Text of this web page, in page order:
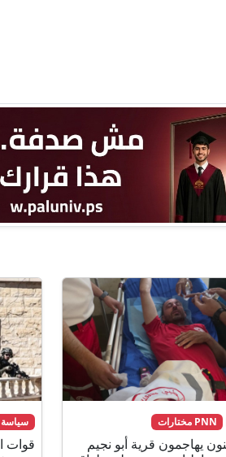
PNN مختارات
يهاجمون قرية أبو نجيم
سياسة
قوات